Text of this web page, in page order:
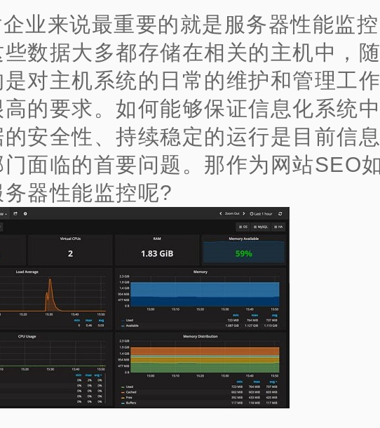
业来说最重要的就是服务器性能监控
些数据大多都存储在相关的主机中，
对主机系统的日常的维护和管理工
高的要求。如何能够保证信息化系统
的安全性、持续稳定的运行是目前信
面临的首要问题。那作为网站SEO如
器性能监控呢?